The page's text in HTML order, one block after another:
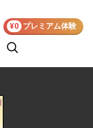
検
¥0 プレミアム体験